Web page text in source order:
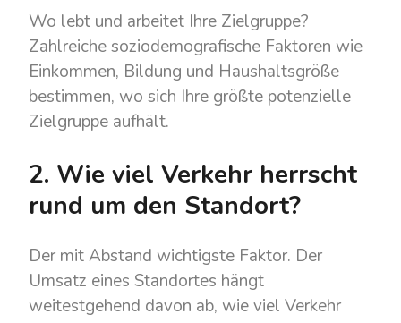
Wo lebt und arbeitet Ihre Zielgruppe?
Zahlreiche soziodemografische Faktoren wie
Einkommen, Bildung und Haushaltsgröße
bestimmen, wo sich Ihre größte potenzielle
Zielgruppe aufhält.
2. Wie viel Verkehr herrscht
rund um den Standort?
Der mit Abstand wichtigste Faktor. Der
Umsatz eines Standortes hängt
weitestgehend davon ab, wie viel Verkehr